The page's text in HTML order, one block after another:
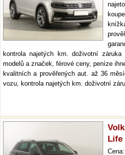
kontrola najetých km. doživotní
modelů a značek, férové ceny, peníze
kvalitních a prověřených aut. až 36
vozu, kontrola najetých km. doživotní
Life